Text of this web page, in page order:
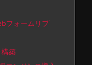
フォームリプ
構築